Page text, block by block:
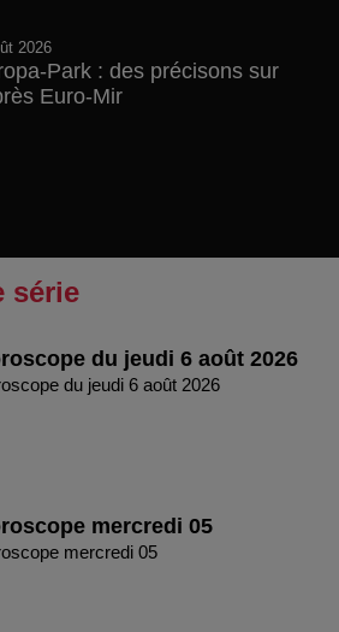
2026
Park : des précisons sur
Euro-Mir
série
du jeudi 6 août 2026
du jeudi 6 août 2026
mercredi 05
mercredi 05